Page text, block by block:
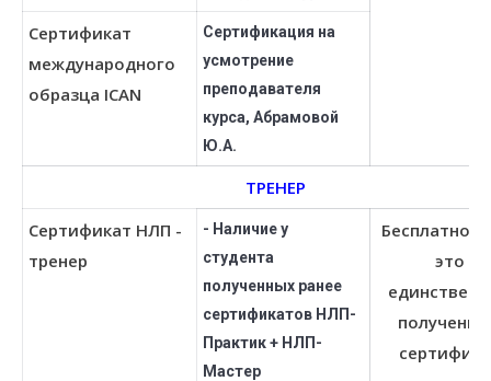
Сертификат
международного
образца ICAN
Сертификация на
усмотрение
преподавателя
курса, Абрамовой
Ю.А.
ТРЕНЕР
Сертификат НЛП -
тренер
- Наличие у
студента
полученных ранее
сертификатов НЛП-
Практик + НЛП-
Мастер
Бесплатно,
это